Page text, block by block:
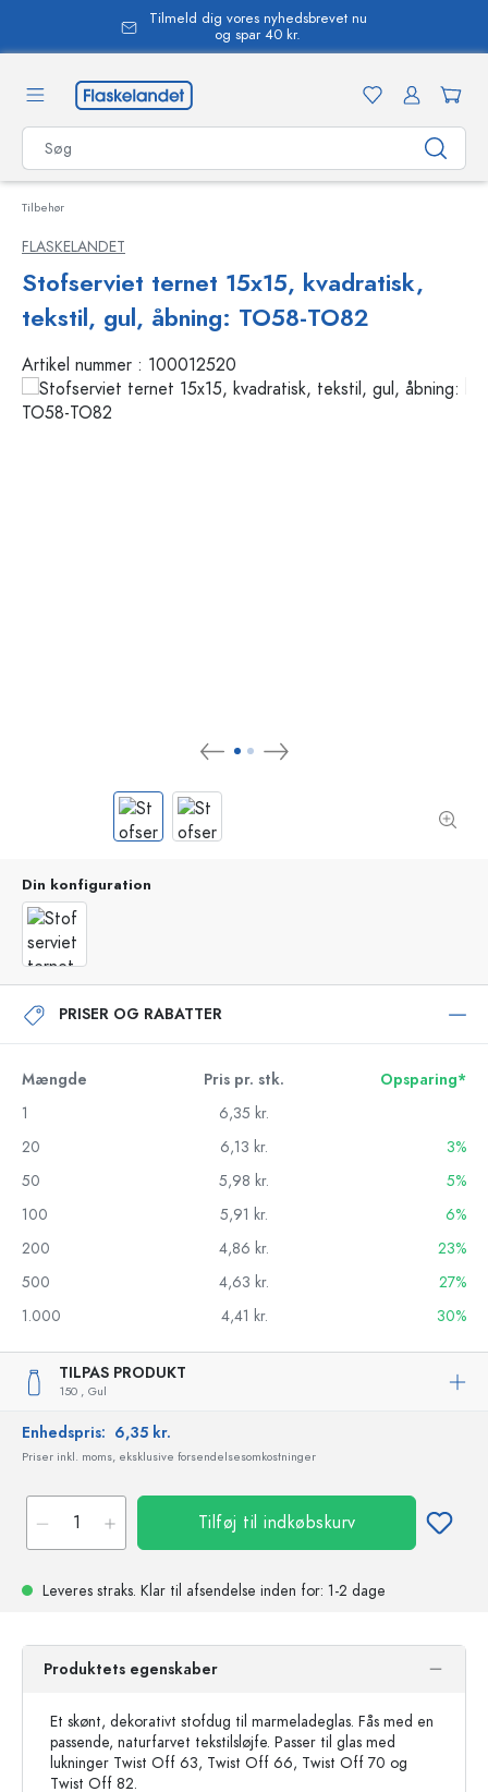
Tilmeld dig vores nyhedsbrevet nu
og spar 40 kr.
Tilbehør
FLASKELANDET
Stofserviet ternet 15x15, kvadratisk,
tekstil, gul, åbning: TO58-TO82
Artikel nummer : 100012520
Din konfiguration
PRISER OG RABATTER
Mængde Pris pr. stk.
Opsparing*
1
6,35 kr.
20
6,13 kr.
3%
50
5,98 kr.
5%
100
5,91 kr.
6%
200
4,86 kr.
23%
500
4,63 kr.
27%
1.000
4,41 kr. 30%
TILPAS PRODUKT
150 , Gul
Enhedspris: 6,35 kr.
Priser inkl. moms, eksklusive forsendelsesomkostninger
Tilføj til indkøbskurv
Leveres straks. Klar til afsendelse inden for: 1-2 dage
Produktets egenskaber
Et skønt, dekorativt stofdug til marmeladeglas. Fås med en
passende, naturfarvet tekstilsløjfe. Passer til glas med
lukninger Twist Off 63, Twist Off 66, Twist Off 70 og
Twist Off 82.